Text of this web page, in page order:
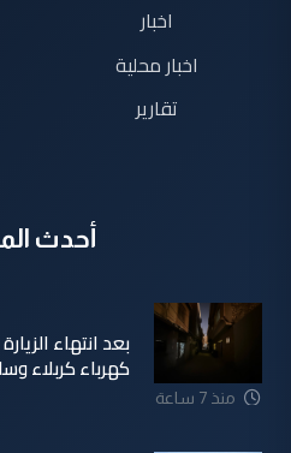
اخبار
اخبار محلية
تقارير
أحدث
منذ 7 ساعة
بعد انتهاء
كهرباء كربلاء